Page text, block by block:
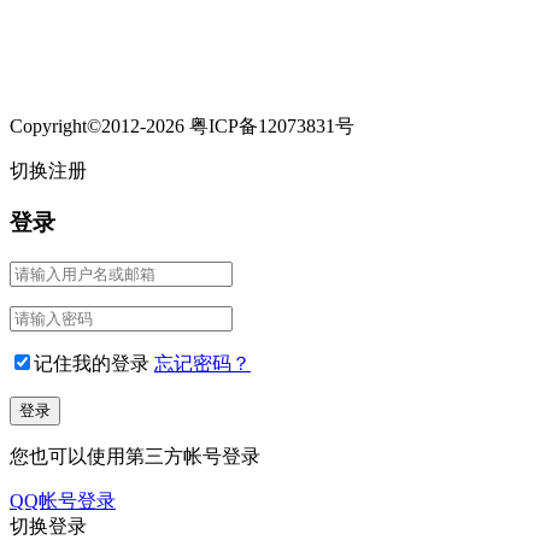
Copyright©2012-2026 粤ICP备12073831号
切换注册
登录
记住我的登录 忘记密码？
您也可以使用第三方帐号登录
QQ帐号登录
切换登录